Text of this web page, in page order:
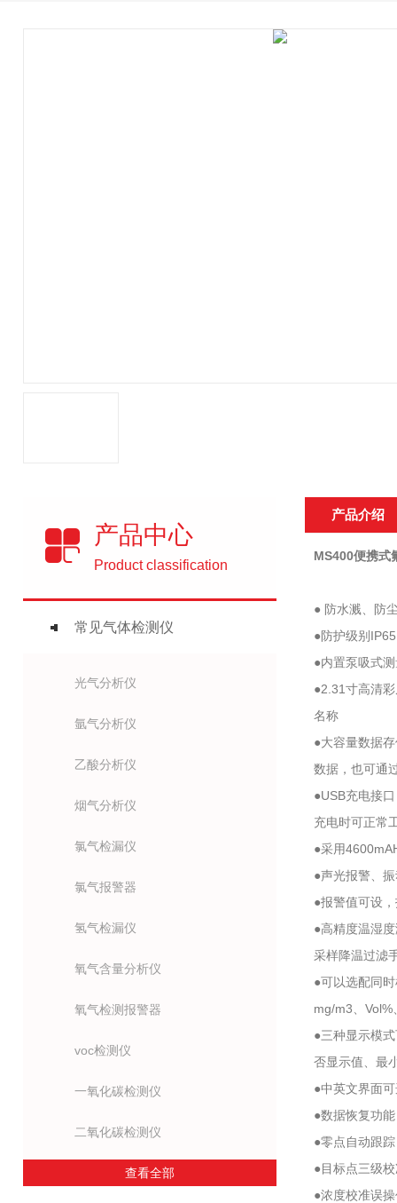
产品中心
Product classification
常见气体检测仪
光气分析仪
氩气分析仪
乙酸分析仪
烟气分析仪
氯气检漏仪
氯气报警器
氢气检漏仪
氧气含量分析仪
氧气检测报警器
voc检测仪
一氧化碳检测仪
二氧化碳检测仪
查看全部
产品介绍
MS400便携式
● 防水溅、防
●防护级别
●内置泵吸式
●2.31寸高清
名称
●大容量数据
数据，也可通
●USB充电接
充电时可正常
●采用
●声光报警、
●报警值可设
●高精度温湿
采样降温过滤
●可以选配同
mg/m3、
●三种显示模
否显示值、最
●中英文界面
●数据恢复功
●零点自动跟
●目标点三级
●浓度校准误